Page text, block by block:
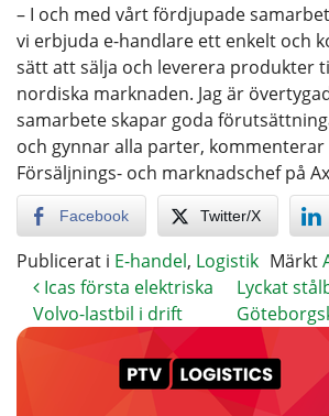
– I och med vårt fördjupade
vi erbjuda e-handlare ett enkelt och
sätt att sälja och leverera produkter
nordiska marknaden. Jag är
samarbete skapar goda
och gynnar alla parter, kommenterar
Försäljnings- och marknadschef på
Facebook Twitter/X
Publicerat i E-handel, Logistik Märkt
Icas första elektriska
Volvo-lastbil i drift
Lyckat